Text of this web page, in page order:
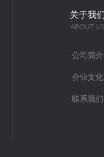
关于我们
ABOUT
公司简介
企业文化
联系我们